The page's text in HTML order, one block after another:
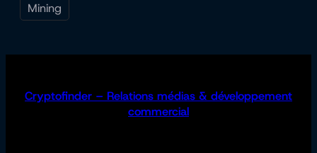
Mining
Cryptofinder – Relations médias & développement
commercial